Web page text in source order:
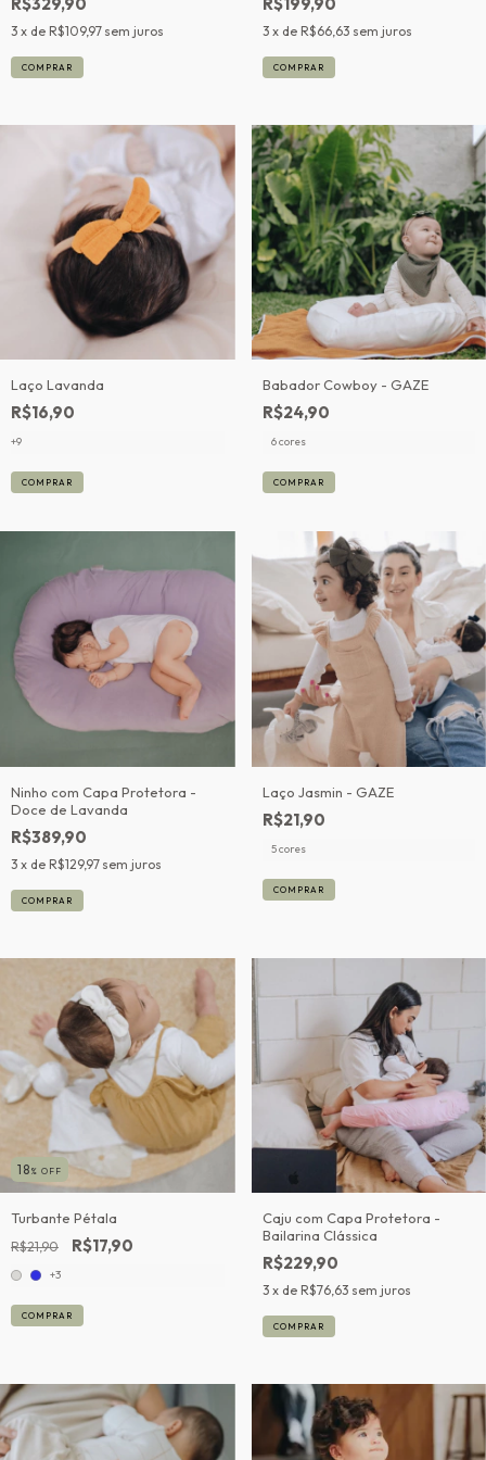
3 x de R$109,97 sem juros 3 x de R$66,63 sem juros
Laço Lavanda
R$16,90
+9
COMPRAR
Babador Cowboy - GAZE
R$24,90
6 cores
COMPRAR
Ninho com Capa Protetora -
Doce de Lavanda
R$389,90
3 x de R$129,97 sem juros
Laço Jasmin - GAZE
R$21,90
5 cores
COMPRAR
18 % OFF
Turbante Pétala
R$21,90 R$17,90
+3
COMPRAR
Caju com Capa Protetora -
Bailarina Clássica
R$229,90
3 x de R$76,63 sem juros